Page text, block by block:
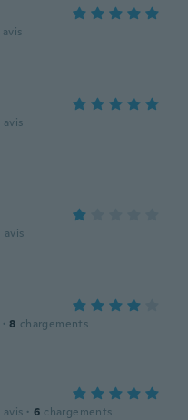
avis
avis
avis
· 8 chargements
avis · 6 chargements